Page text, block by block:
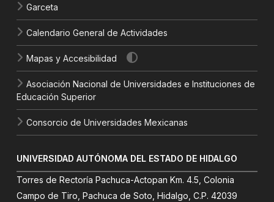
Garceta
Calendario General de Actividades
Mapas y Accesibilidad
Asociación Nacional de Universidades e Instituciones de
Educación Superior
Consorcio de Universidades Mexicanas
UNIVERSIDAD AUTÓNOMA DEL ESTADO DE HIDALGO
Torres de Rectoría Pachuca-Actopan Km. 4.5, Colonia
Campo de Tiro, Pachuca de Soto, Hidalgo, C.P. 42039